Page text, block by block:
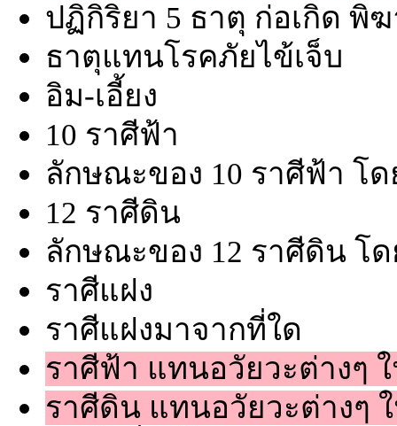
ปฏิกิริยา 5 ธาตุ ก่อเกิด พิ
ธาตุแทนโรคภัยไข้เจ็บ
อิม-เอี้ยง
10 ราศีฟ้า
ลักษณะของ 10 ราศีฟ้า โด
12 ราศีดิน
ลักษณะของ 12 ราศีดิน โด
ราศีแฝง
ราศีแฝงมาจากที่ใด
ราศีฟ้า แทนอวัยวะต่างๆ
ราศีดิน แทนอวัยวะต่างๆ